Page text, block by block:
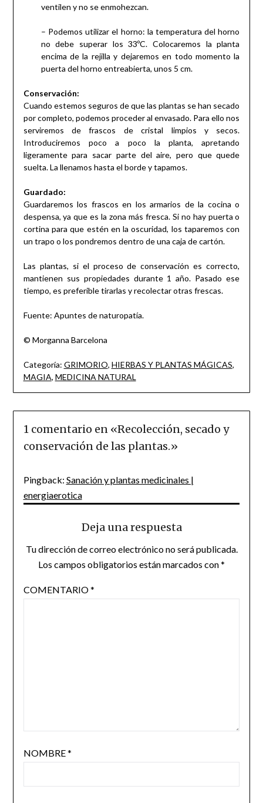
ventilen y no se enmohezcan.
– Podemos utilizar el horno: la temperatura del horno
no debe superar los 33ºC. Colocaremos la planta
encima de la rejilla y dejaremos en todo momento la
puerta del horno entreabierta, unos 5 cm.
Conservación:
Cuando estemos seguros de que las plantas se han secado
por completo, podemos proceder al envasado. Para ello nos
serviremos de frascos de cristal limpios y secos.
Introduciremos poco a poco la planta, apretando
ligeramente para sacar parte del aire, pero que quede
suelta. La llenamos hasta el borde y tapamos.
Guardado:
Guardaremos los frascos en los armarios de la cocina o
despensa, ya que es la zona más fresca. Si no hay puerta o
cortina para que estén en la oscuridad, los taparemos con
un trapo o los pondremos dentro de una caja de cartón.
Las plantas, si el proceso de conservación es correcto,
mantienen sus propiedades durante 1 año. Pasado ese
tiempo, es preferible tirarlas y recolectar otras frescas.
Fuente: Apuntes de naturopatía.
© Morganna Barcelona
Categoría: GRIMORIO, HIERBAS Y PLANTAS MÁGICAS,
MAGIA, MEDICINA NATURAL
1 comentario en «Recolección, secado y
conservación de las plantas.»
Pingback: Sanación y plantas medicinales |
energiaerotica
Deja una respuesta
Tu dirección de correo electrónico no será publicada.
Los campos obligatorios están marcados con*
COMENTARIO*
NOMBRE*